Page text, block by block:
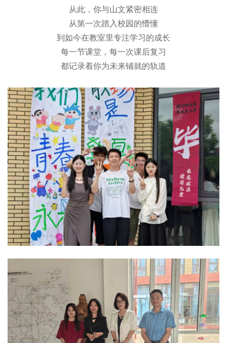
从此，你与山文紧密相连
从第一次踏入校园的懵懂
到如今在教室里专注学习的成长
每一节课堂，每一次课后复习
都记录着你为未来铺就的轨道